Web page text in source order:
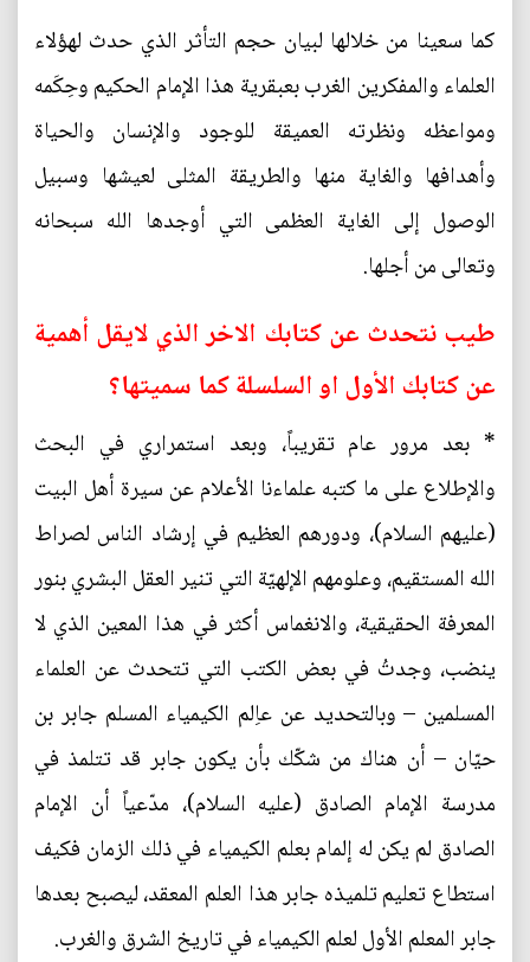
كما سعينا من خلالها لبيان حجم التأثر الذي حدث لهؤلاء
العلماء والمفكرين الغرب بعبقرية هذا الإمام الحكيم وحِكَمه
ومواعظه ونظرته العميقة للوجود والإنسان والحياة
وأهدافها والغاية منها والطريقة المثلى لعيشها وسبيل
الوصول إلى الغاية العظمى التي أوجدها الله سبحانه
وتعالى من أجلها.
طيب نتحدث عن كتابك الاخر الذي لايقل أهمية
عن كتابك الأول او السلسلة كما سميتها؟
* بعد مرور عام تقريباً، وبعد استمراري في البحث
والإطلاع على ما كتبه علماءنا الأعلام عن سيرة أهل البيت
(عليهم السلام)، ودورهم العظيم في إرشاد الناس لصراط
الله المستقيم، وعلومهم الإلهيّة التي تنير العقل البشري بنور
المعرفة الحقيقية، والانغماس أكثر في هذا المعين الذي لا
ينضب، وجدتُ في بعض الكتب التي تتحدث عن العلماء
المسلمين – وبالتحديد عن عاِلم الكيمياء المسلم جابر بن
حيّان – أن هناك من شكّك بأن يكون جابر قد تتلمذ في
مدرسة الإمام الصادق (عليه السلام)، مدّعياً أن الإمام
الصادق لم يكن له إلمام بعلم الكيمياء في ذلك الزمان فكيف
استطاع تعليم تلميذه جابر هذا العلم المعقد، ليصبح بعدها
جابر المعلم الأول لعلم الكيمياء في تاريخ الشرق والغرب.